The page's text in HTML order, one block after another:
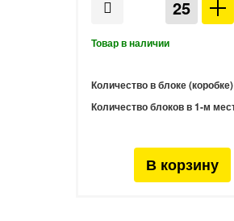
Количество в блоке
Количество блоков в 1-м